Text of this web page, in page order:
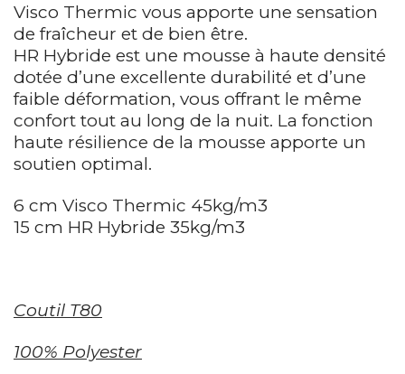
Visco Thermic vous apporte une sensation
de fraîcheur et de bien être.
HR Hybride est une mousse à haute densité
dotée d’une excellente durabilité et d’une
faible déformation, vous offrant le même
confort tout au long de la nuit. La fonction
haute résilience de la mousse apporte un
soutien optimal.
6 cm Visco Thermic 45kg/m3
15 cm HR Hybride 35kg/m3
Coutil T80
100% Polyester